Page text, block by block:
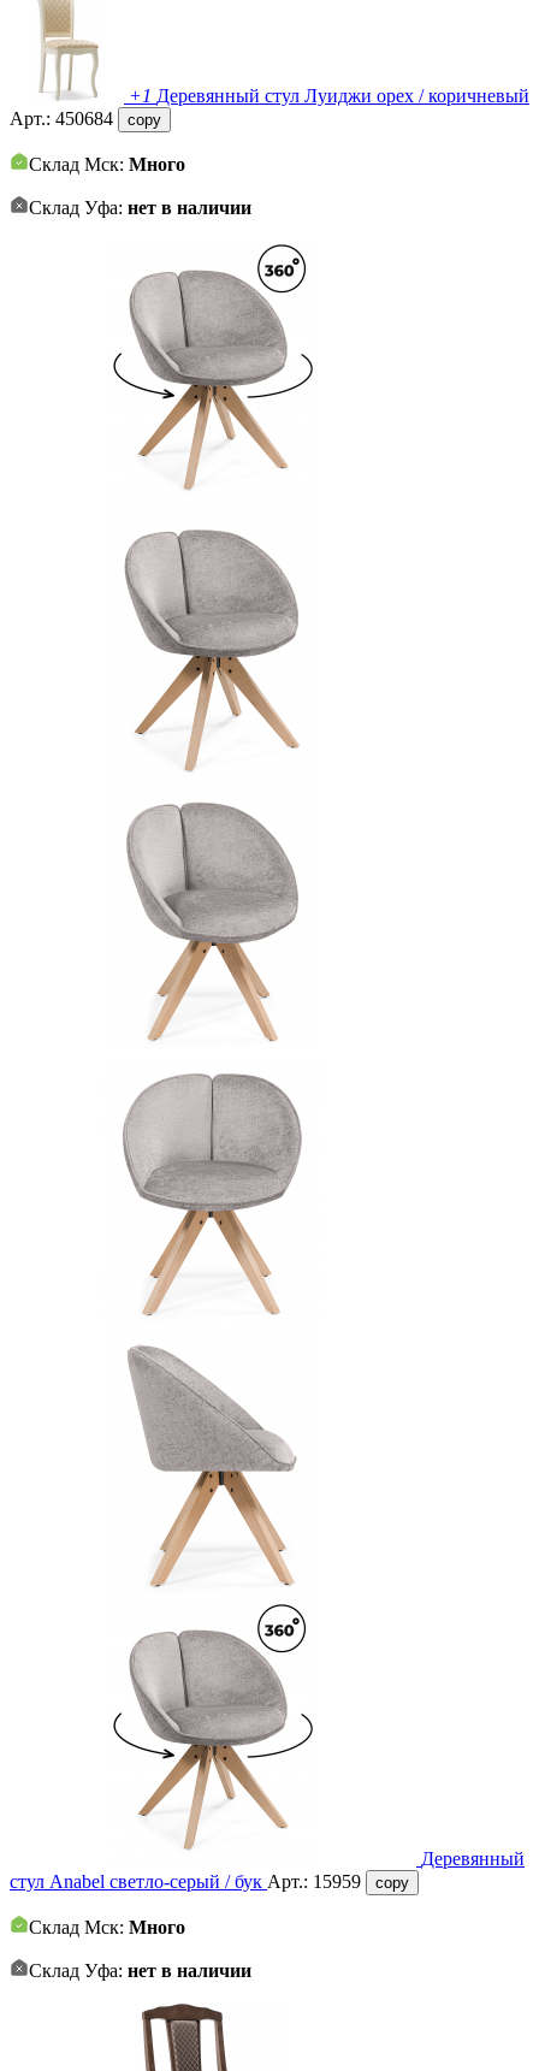
+1 Деревянный стул Луиджи орех / коричневый
Арт.: 450684 copy
Склад Мск: Много
Склад Уфа: нет в наличии
Деревянный
стул Anabel светло-серый / бук Арт.: 15959 copy
Склад Мск: Много
Склад Уфа: нет в наличии